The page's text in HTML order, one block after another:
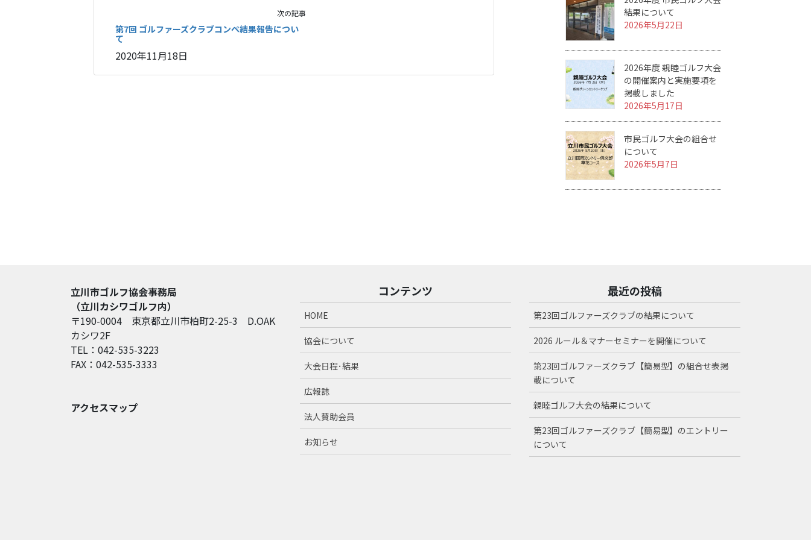
次の記事
第7回 ゴルファーズクラブコンペ結果報告につい
て
2020年11月18日
結果について
2026年5月22日
2026年度 親睦ゴルフ大会
の開催案内と実施要項を
掲載しました
2026年5月17日
市民ゴルフ大会の組合せ
について
2026年5月7日
立川市ゴルフ協会事務局
（立川カシワゴルフ内）
〒190-0004 東京都立川市柏町2-25-3 D.OAK
カシワ2F
TEL：042-535-3223
FAX：042-535-3333
アクセスマップ
コンテンツ
HOME
協会について
大会日程･結果
広報誌
法人賛助会員
お知らせ
最近の投稿
第23回ゴルファーズクラブの結果について
2026 ルール＆マナーセミナーを開催について
第23回ゴルファーズクラブ【簡易型】の組合せ表掲
載について
親睦ゴルフ大会の結果について
第23回ゴルファーズクラブ【簡易型】のエントリー
について